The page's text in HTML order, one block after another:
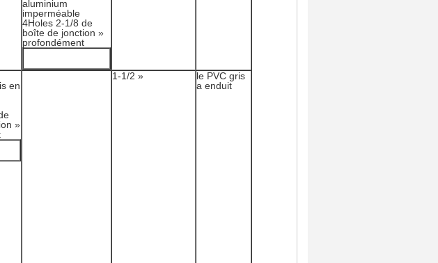
1-1/2 »
le PVC gris
a enduit